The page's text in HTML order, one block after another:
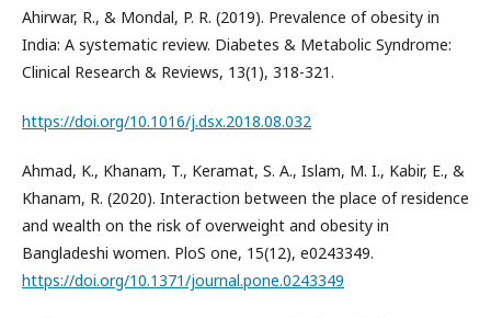
Ahirwar, R., & Mondal, P. R. (2019). Prevalence of obesity in
India: A systematic review. Diabetes & Metabolic Syndrome:
Clinical Research & Reviews, 13(1), 318-321.
https://doi.org/10.1016/j.dsx.2018.08.032
Ahmad, K., Khanam, T., Keramat, S. A., Islam, M. I., Kabir, E., &
Khanam, R. (2020). Interaction between the place of residence
and wealth on the risk of overweight and obesity in
Bangladeshi women. PloS one, 15(12), e0243349.
https://doi.org/10.1371/journal.pone.0243349